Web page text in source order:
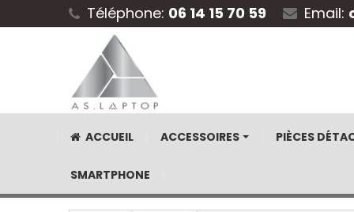
Téléphone: 06 14 15 70 59 Email:
ACCUEIL ACCESSOIRES PIÈCES
SMARTPHONE